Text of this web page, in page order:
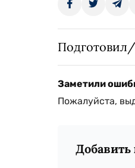
Заметили
Пожалуйста,